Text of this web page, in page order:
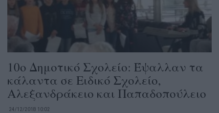
10o Δημοτικό Σχολείο: Έψαλλαν τα
κάλαντα σε Ειδικό Σχολείο,
Αλεξανδράκειο και Παπαδοπούλειο
24/12/2018 10:02